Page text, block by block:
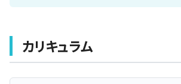
カリキュラム